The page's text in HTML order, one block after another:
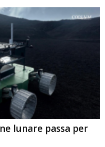
lunare passa per